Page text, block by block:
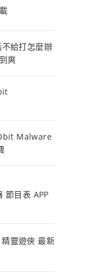
給打怎麼辦
爽
Malware
節目表 APP
靈遊俠 最新